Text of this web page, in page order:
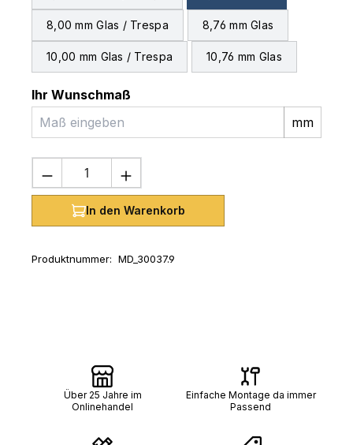
8,00 mm Glas / Trespa 8,76 mm Glas
10,00 mm Glas / Trespa 10,76 mm Glas
Ihr Wunschmaß
mm
Produkt Anzahl: Gib den
In den Warenkorb
Produktnummer: MD_30037.9
Über 25 Jahre im
Onlinehandel
Einfache Montage da immer
Passend